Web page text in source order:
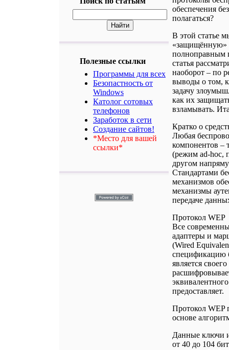
Полезные ссылки
Программы для всех
Безопастность от
Windows
Католог сотовых
телефонов
Заработок в сети
Создание сайтов!
*Место для вашей
ссылки*
обеспечения
полагаться?
В этой статье
«защищённую»
полноправным
статья
наоборот – по
выводы о том,
задачу
как их
взламывать.
Кратко о
Любая
компонентов –
(режим ad-hoc,
другом
Стандартами
механизмов
механизмы
передаче
Протокол WEP
Все
адаптеры и
(Wired
спецификацию
является
предоставляет.
Протокол WEP
основе
Данные ключи
от 40 до 104